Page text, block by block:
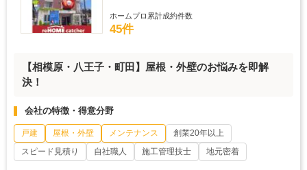
ホームプロ累計成約件数
45件
【相模原・八王子・町田】屋根・外壁のお悩みを即解
決！
会社の特徴・得意分野
戸建 屋根・外壁 メンテナンス
創業20年以上
スピード見積り
自社職人 施工管理技士 地元密着